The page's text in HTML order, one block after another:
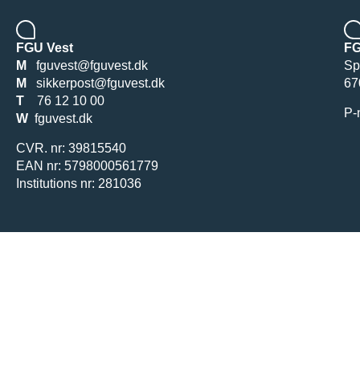
FGU Vest
M
fguvest@fguvest.dk
M
sikkerpost@fguvest.dk
T
76 12 10 00
W fguvest.dk
CVR. nr: 39815540
EAN nr: 5798000561779
Institutions nr: 281036